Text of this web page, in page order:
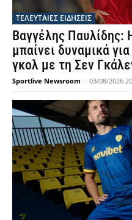
ΤΕΛΕΥΤΑΙΕΣ ΕΙΔΗΣΕΙΣ
Βαγγέλης Παυλίδης:
μπαίνει δυναμικά
γκολ με τη Σεν
Sportlive Newsroom - 03/08/2026